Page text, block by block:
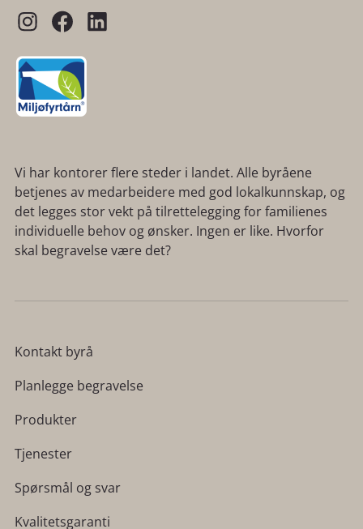
Vi har kontorer flere steder i landet. Alle byråene
betjenes av medarbeidere med god lokalkunnskap, og
det legges stor vekt på tilrettelegging for familienes
individuelle behov og ønsker. Ingen er like. Hvorfor
skal begravelse være det?
Kontakt byrå
Planlegge begravelse
Produkter
Tjenester
Spørsmål og svar
Kvalitetsgaranti